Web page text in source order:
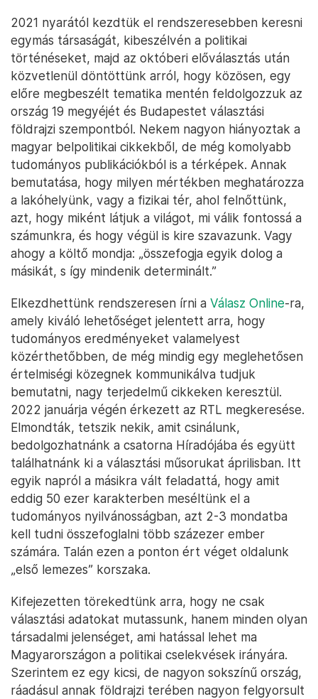
2021 nyarától kezdtük el rendszeresebben keresni
egymás társaságát, kibeszélvén a politikai
történéseket, majd az októberi előválasztás után
közvetlenül döntöttünk arról, hogy közösen, egy
előre megbeszélt tematika mentén feldolgozzuk az
ország 19 megyéjét és Budapestet választási
földrajzi szempontból. Nekem nagyon hiányoztak a
magyar belpolitikai cikkekből, de még komolyabb
tudományos publikációkból is a térképek. Annak
bemutatása, hogy milyen mértékben meghatározza
a lakóhelyünk, vagy a fizikai tér, ahol felnőttünk,
azt, hogy miként látjuk a világot, mi válik fontossá a
számunkra, és hogy végül is kire szavazunk. Vagy
ahogy a költő mondja: „összefogja egyik dolog a
másikát, s így mindenik determinált.”
Elkezdhettünk rendszeresen írni a Válasz Online-ra,
amely kiváló lehetőséget jelentett arra, hogy
tudományos eredményeket valamelyest
közérthetőbben, de még mindig egy meglehetősen
értelmiségi közegnek kommunikálva tudjuk
bemutatni, nagy terjedelmű cikkeken keresztül.
2022 januárja végén érkezett az RTL megkeresése.
Elmondták, tetszik nekik, amit csinálunk,
bedolgozhatnánk a csatorna Híradójába és együtt
találhatnánk ki a választási műsorukat áprilisban. Itt
egyik napról a másikra vált feladattá, hogy amit
eddig 50 ezer karakterben meséltünk el a
tudományos nyilvánosságban, azt 2-3 mondatba
kell tudni összefoglalni több százezer ember
számára. Talán ezen a ponton ért véget oldalunk
„első lemezes” korszaka.
Kifejezetten törekedtünk arra, hogy ne csak
választási adatokat mutassunk, hanem minden olyan
társadalmi jelenséget, ami hatással lehet ma
Magyarországon a politikai cselekvések irányára.
Szerintem ez egy kicsi, de nagyon sokszínű ország,
ráadásul annak földrajzi terében nagyon felgyorsult